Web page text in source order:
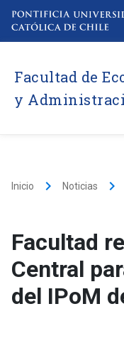
Facultad de
y
Inicio keyboard_arrow_right Noticias keyboard_arrow_right
Facultad
Central
del IPoM